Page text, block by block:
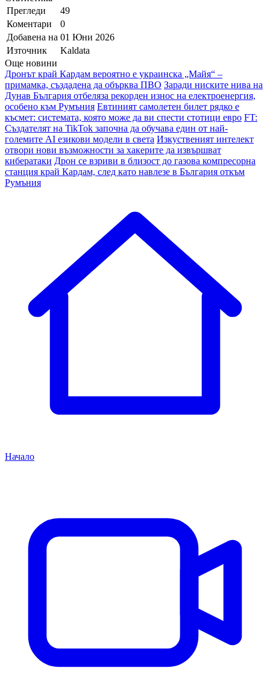
Прегледи
49
Коментари
0
Добавена на 01 Юни 2026
Източник
Kaldata
Още новини
Дронът край Кардам вероятно е украинска „Майя“ –
примамка, създадена да обърква ПВО Заради ниските нива на
Дунав България отбеляза рекорден износ на електроенергия,
особено към Румъния Евтиният самолетен билет рядко е
късмет: системата, която може да ви спести стотици евро FT:
Създателят на TikTok започна да обучава един от най-
големите AI езикови модели в света Изкуственият интелект
отвори нови възможности за хакерите да извършват
кибератаки Дрон се взриви в близост до газова компресорна
станция край Кардам, след като навлезе в България откъм
Румъния
Начало